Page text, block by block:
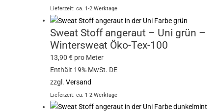
Lieferzeit: ca. 1-2 Werktage
Sweat Stoff angeraut – Uni grün –
Wintersweat Öko-Tex-100
13,90€ pro Meter
Enthält 19% MwSt. DE
zzgl.Versand
Lieferzeit: ca. 1-2 Werktage